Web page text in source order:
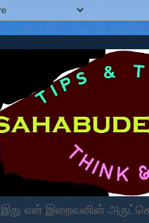
இது என் இறைவனின்